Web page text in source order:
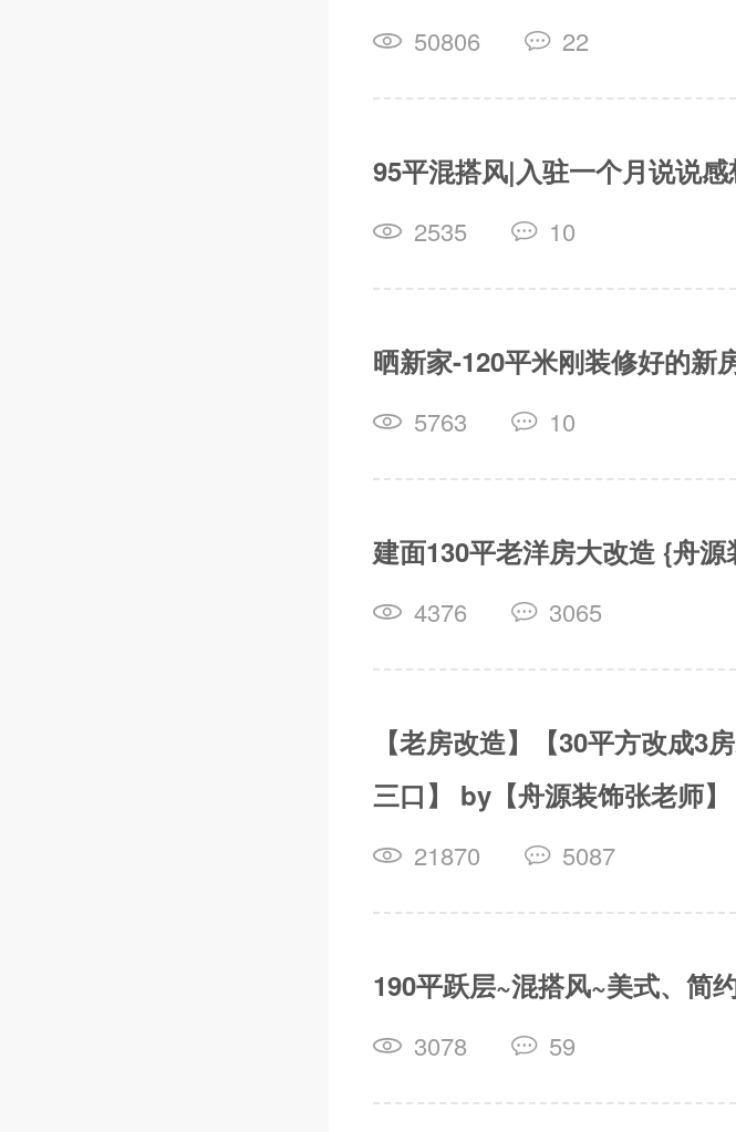
50806 22
95平混搭风|入驻一个月说说感
2535 10
晒新家-120平米刚装修好的新
5763 10
建面130平老洋房大改造 {舟
4376 3065
【老房改造】【30平方改成3
三口】 by【舟源装饰张老师】
21870 5087
190平跃层~混搭风~美式、简
3078 59